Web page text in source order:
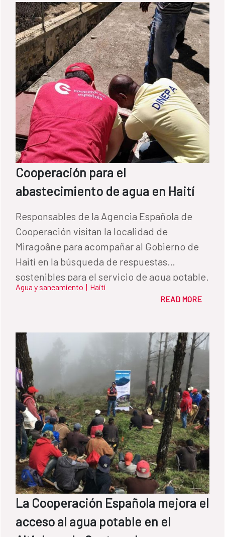
Cooperación para el
abastecimiento de agua en Haití
Responsables de la Agencia Española de
Cooperación visitan la localidad de
Miragoâne para acompañar al Gobierno de
Haití en la búsqueda de respuestas
sostenibles para el servicio de agua potable.
Agua y saneamiento | Haití
READ MORE
La Cooperación Española mejora el
acceso al agua potable en el